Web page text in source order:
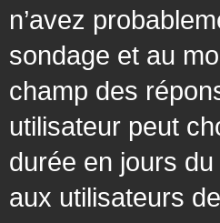
n’avez
sondage et au
champ des
utilisateur peut
durée en jours
aux utilisateurs